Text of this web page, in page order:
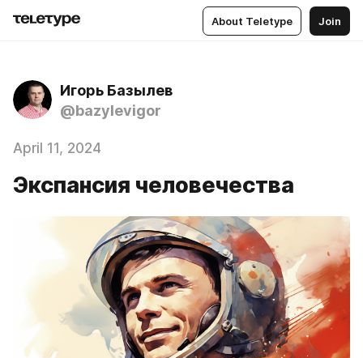
About Teletype Join
Игорь Базылев
@bazylevigor
April 11, 2024
Экспансия человечества